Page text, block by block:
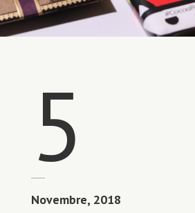
5
Novembre, 2018